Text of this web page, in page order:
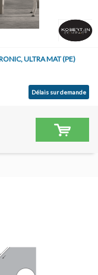
ULTRA MAT (PE)
Délais sur demande